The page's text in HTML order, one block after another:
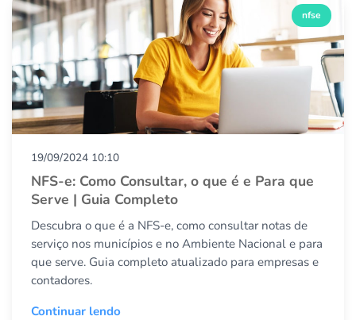
nfse
19/09/2024 10:10
NFS-e: Como Consultar, o que é e Para que
Serve | Guia Completo
Descubra o que é a NFS-e, como consultar notas de
serviço nos municípios e no Ambiente Nacional e para
que serve. Guia completo atualizado para empresas e
contadores.
Continuar lendo